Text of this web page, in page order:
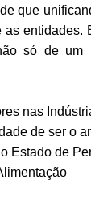
que
entidades.
só de
nas
de ser o
Estado de